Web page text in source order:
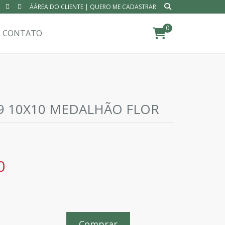
ÁÁREA DO CLIENTE | QUERO ME CADASTRAR
0
CONTATO
10X10 MEDALHÃO FLOR